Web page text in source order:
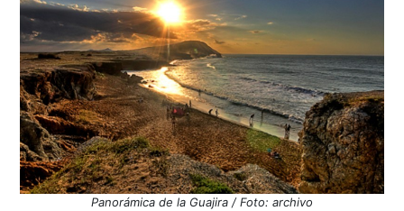
Panorámica de la Guajira / Foto: archivo